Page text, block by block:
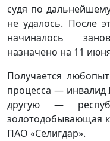
судя по
не удалось. После
начиналось
назначено на 11
Получается
процесса —
другую —
золотодобывающая
ПАО «Селигдар».